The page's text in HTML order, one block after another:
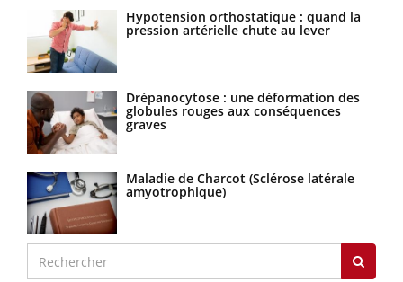
Hypotension orthostatique : quand la
pression artérielle chute au lever
Drépanocytose : une déformation des
globules rouges aux conséquences
graves
Maladie de Charcot (Sclérose latérale
amyotrophique)